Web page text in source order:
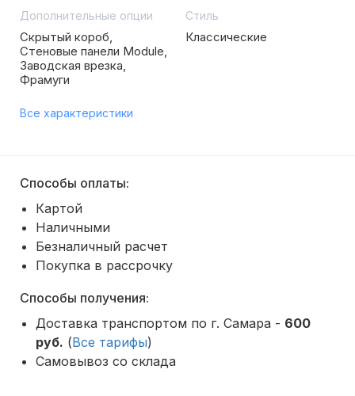
Дополнительные опции
Скрытый короб,
Стеновые панели Module,
Заводская врезка,
Фрамуги
Стиль
Классические
Все характеристики
Способы оплаты:
Картой
Наличными
Безналичный расчет
Покупка в рассрочку
Способы получения:
Доставка транспортом по г. Самара - 600
руб. (Все тарифы)
Самовывоз со склада